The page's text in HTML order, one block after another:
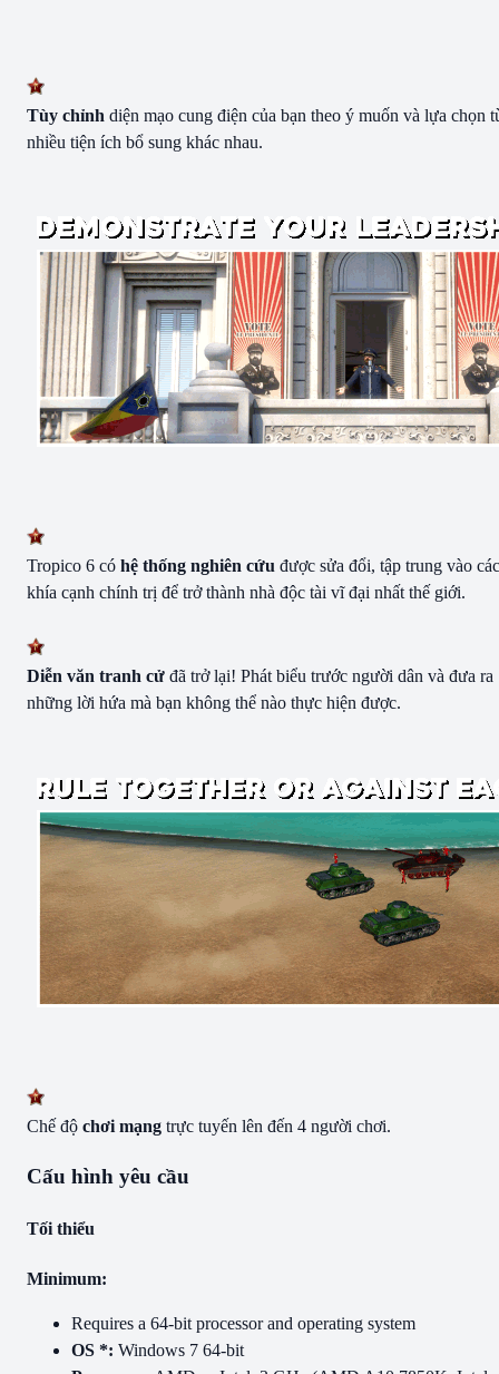
Tùy chỉnh diện mạo cung điện của bạn theo ý muốn và lựa chọn
nhiều tiện ích bổ sung khác nhau.
Tropico 6 có hệ thống nghiên cứu được sửa đổi, tập trung vào các
khía cạnh chính trị để trở thành nhà độc tài vĩ đại nhất thế giới.
Diễn văn tranh cử đã trở lại! Phát biểu trước người dân và đưa ra
những lời hứa mà bạn không thể nào thực hiện được.
Chế độ chơi mạng trực tuyến lên đến 4 người chơi.
Cấu hình yêu cầu
Tối thiểu
Minimum:
Requires a 64-bit processor and operating system
OS *: Windows 7 64-bit